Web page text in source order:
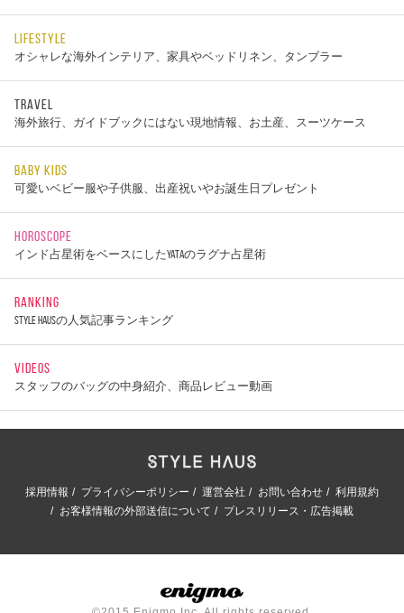
LIFESTYLE
オシャレな海外インテリア、家具やベッドリネン、タンブラー
TRAVEL
海外旅行、ガイドブックにはない現地情報、お土産、スーツケース
BABY KIDS
可愛いベビー服や子供服、出産祝いやお誕生日プレゼント
HOROSCOPE
インド占星術をベースにしたYATAのラグナ占星術
RANKING
STYLE HAUSの人気記事ランキング
VIDEOS
スタッフのバッグの中身紹介、商品レビュー動画
採用情報 プライバシーポリシー 運営会社 お問い合わせ
利用規約
お客様情報の外部送信について
プレスリリース・広告掲載